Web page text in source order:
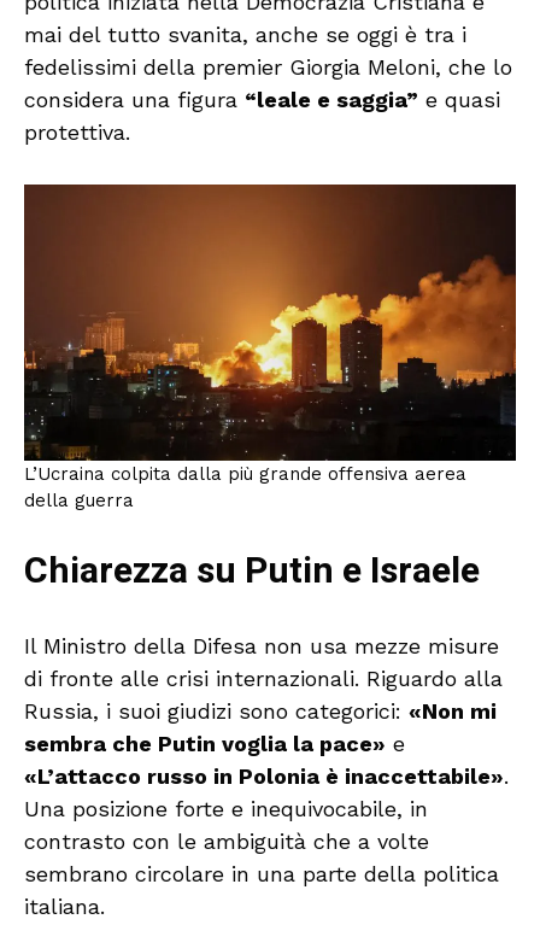
mai del tutto svanita, anche se oggi è tra i
fedelissimi della premier Giorgia Meloni, che lo
considera una figura “leale e saggia” e quasi
protettiva.
L’Ucraina colpita dalla più grande offensiva aerea
della guerra
Chiarezza su Putin e Israele
Il Ministro della Difesa non usa mezze misure
di fronte alle crisi internazionali. Riguardo alla
Russia, i suoi giudizi sono categorici: «Non mi
sembra che Putin voglia la pace» e
«L’attacco russo in Polonia è inaccettabile».
Una posizione forte e inequivocabile, in
contrasto con le ambiguità che a volte
sembrano circolare in una parte della politica
italiana.